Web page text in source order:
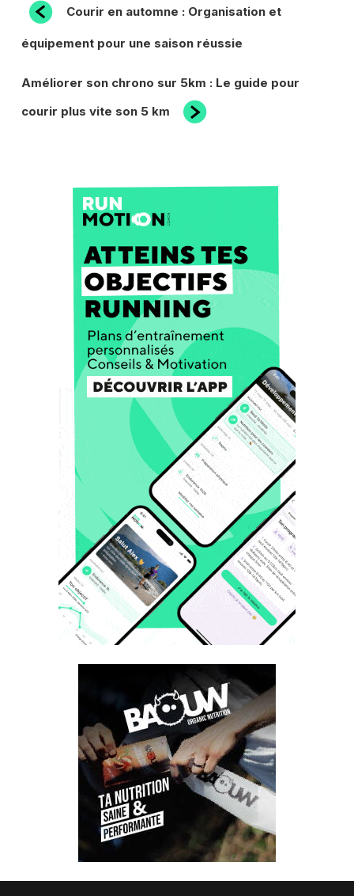
NAVIGATION
DE
Article
précédent
Courir en automne : Organisation et
équipement pour une saison réussie
Article
suivant
Améliorer son chrono sur 5km : Le guide pour
courir plus vite son 5 km